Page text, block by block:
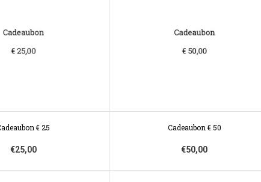
€ 25
€25,00
Cadeaubon € 50
€50,00